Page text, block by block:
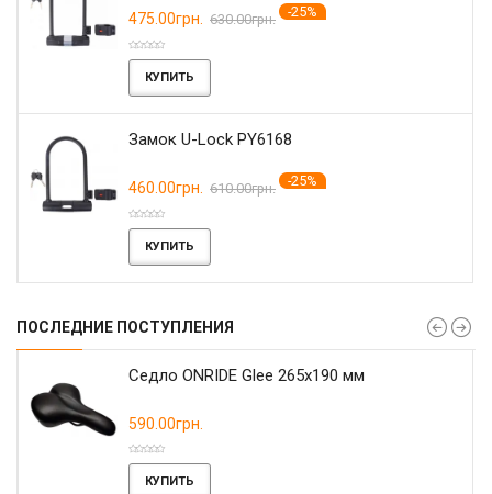
475.00грн. 630.00грн. -25%
КУПИТЬ
Замок U-Lock PY6168
460.00грн. 610.00грн. -25%
КУПИТЬ
ПОСЛЕДНИЕ ПОСТУПЛЕНИЯ
Седло ONRIDE Glee 265x190 мм
590.00грн.
КУПИТЬ